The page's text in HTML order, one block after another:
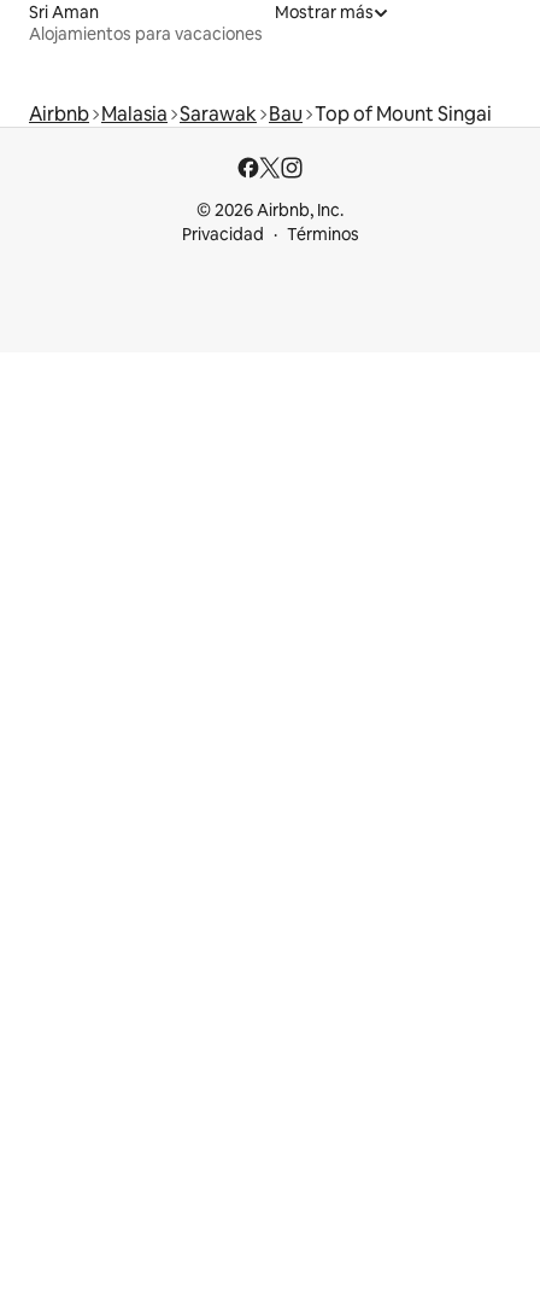
Sri Aman
Alojamientos para vacaciones
Mostrar más
Airbnb Malasia Sarawak Bau Top of Mount Singai
© 2026 Airbnb, Inc.
Privacidad
Términos